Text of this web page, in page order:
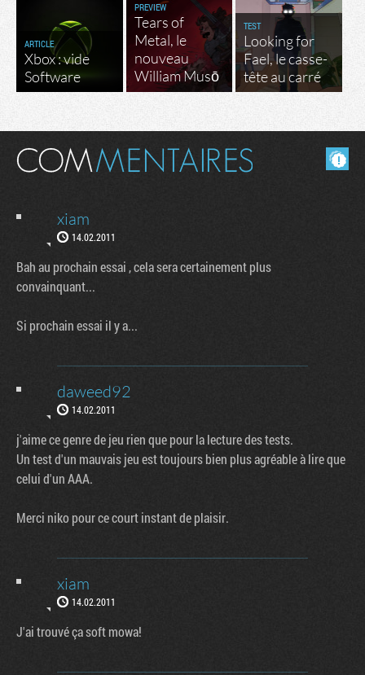
ARTICLE
Xbox : vide
Software
PREVIEW
Tears of
Metal, le
nouveau
William Musō
TEST
Looking for
Fael, le casse-
tête au carré
Masquer les commentaires lus.
xiam
14.02.2011
Bah au prochain essai , cela sera certainement plus
convainquant...
Si prochain essai il y a...
daweed92
14.02.2011
j'aime ce genre de jeu rien que pour la lecture des tests.
Un test d'un mauvais jeu est toujours bien plus agréable à lire que
celui d'un AAA.
Merci niko pour ce court instant de plaisir.
xiam
14.02.2011
J'ai trouvé ça soft mowa!